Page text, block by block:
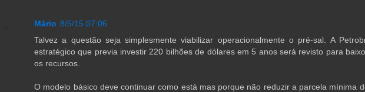
Mário 8/5/15 07:06
Talvez a questão seja simplesmente viabilizar operacionalmente o pré-sal. A
estratégico que previa investir 220 bilhões de dólares em 5 anos será revisto para
os recursos.
O modelo básico deve continuar como está mas porque não reduzir a parcela mínima